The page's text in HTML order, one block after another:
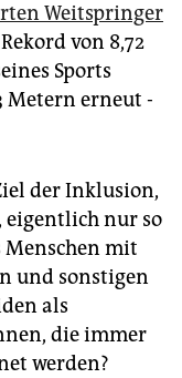
Weitspringer
von 8,72
Sports
Metern erneut
der Inklusion,
eigentlich nur so
Menschen mit
und sonstigen
als
die immer
werden?